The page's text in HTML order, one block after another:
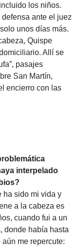
los niños.
ante el juez
unos días más.
Quispe
Allí se
pasajes
San Martín,
encierro con las
interpelado
ha sido mi vida y
a la cabeza es
cuando fui a un
donde había hasta
me repercute: